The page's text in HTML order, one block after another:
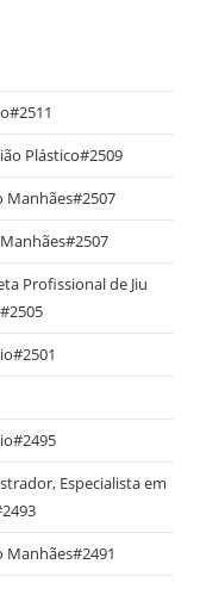
Plástico#2509
Manhães#2507
Profissional de Jiu
Especialista em
Manhães#2491